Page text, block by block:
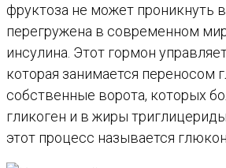
фруктоза не может проникнуть
перегружена в современном
инсулина. Этот гормон
которая занимается переносом
собственные ворота, которых
гликоген и в жиры
этот процесс называется